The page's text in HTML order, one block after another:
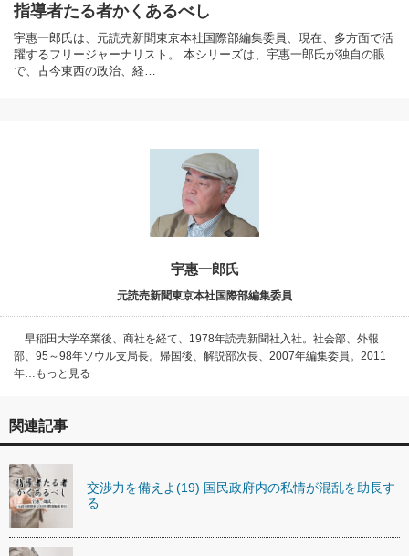
指導者たる者かくあるべし
宇惠一郎氏は、元読売新聞東京本社国際部編集委員、現在、多方面で活
躍するフリージャーナリスト。 本シリーズは、宇惠一郎氏が独自の眼
で、古今東西の政治、経…
宇惠一郎氏
元読売新聞東京本社国際部編集委員
早稲田大学卒業後、商社を経て、1978年読売新聞社入社。社会部、外報
部、95～98年ソウル支局長。帰国後、解説部次長、2007年編集委員。2011
年…もっと見る
関連記事
交渉力を備えよ(19) 国民政府内の私情が混乱を助長す
る